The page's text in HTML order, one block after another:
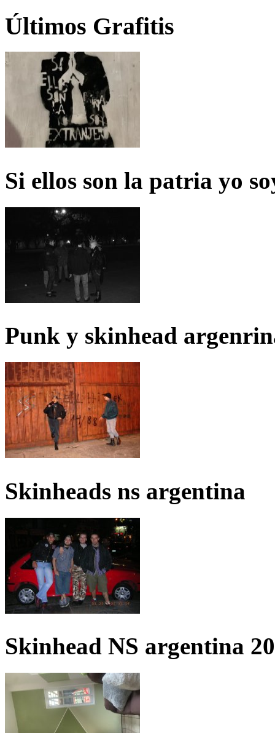
Últimos Grafitis
Si ellos son la patria yo
Punk y skinhead
Skinheads ns argentina
Skinhead NS argentina